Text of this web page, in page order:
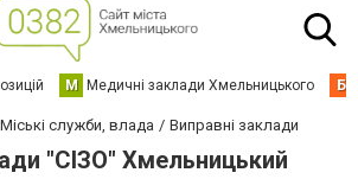
М Медичні заклади Хмельницького Б
Міські служби, влада Виправні заклади
"СІЗО" Хмельницький